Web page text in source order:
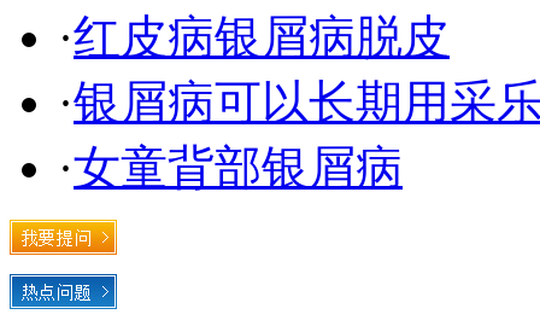
·红皮病银屑病脱皮
·银屑病可以长期用采
·女童背部银屑病